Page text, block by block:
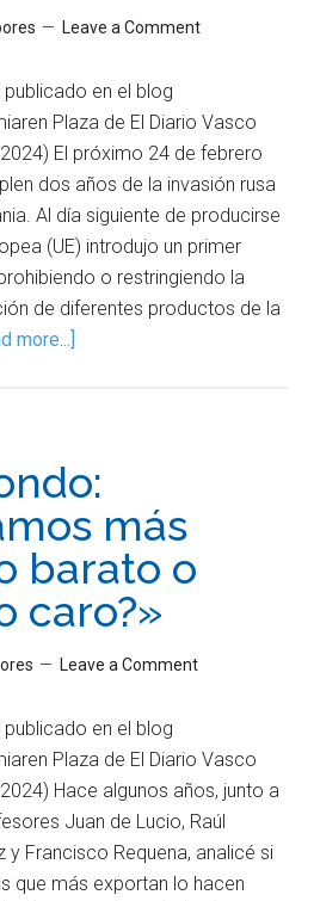
Leave a Comment
en el blog
Plaza de El Diario Vasco
El próximo 24 de febrero
dos años de la invasión rusa
Al día siguiente de producirse
(UE) introdujo un primer
o restringiendo la
de diferentes productos de la
more...]
más
barato o
caro?»
Leave a Comment
en el blog
Plaza de El Diario Vasco
Hace algunos años, junto a
Juan de Lucio, Raúl
y Francisco Requena, analicé si
que más exportan lo hacen